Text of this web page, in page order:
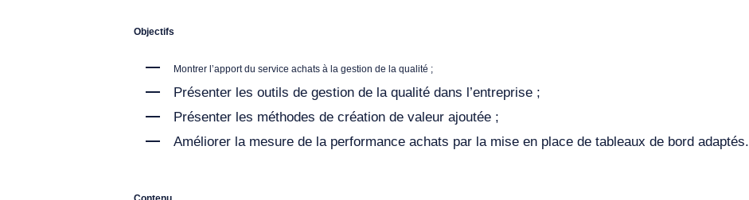
Objectifs
Montrer l’apport du service achats à la gestion de la qualité ;
Présenter les outils de gestion de la qualité dans l’entreprise ;
Présenter les méthodes de création de valeur ajoutée ;
Améliorer la mesure de la performance achats par la mise en place de tableaux de bord adaptés.